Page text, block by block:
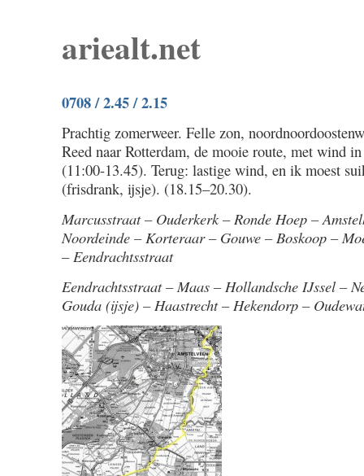
ariealt.net
0708 / 2.45 / 2.15
Prachtig zomerweer. Felle zon,
Reed naar Rotterdam, de mooie route, met wind
(11:00-13.45). Terug: lastige wind, en ik moest
(frisdrank, ijsje). (18.15–20.30).
Marcusstraat – Ouderkerk – Ronde Hoep –
Noordeinde – Korteraar – Gouwe – Boskoop –
– Eendrachtsstraat
Eendrachtsstraat – Maas – Hollandsche IJssel –
Gouda (ijsje) – Haastrecht – Hekendorp –